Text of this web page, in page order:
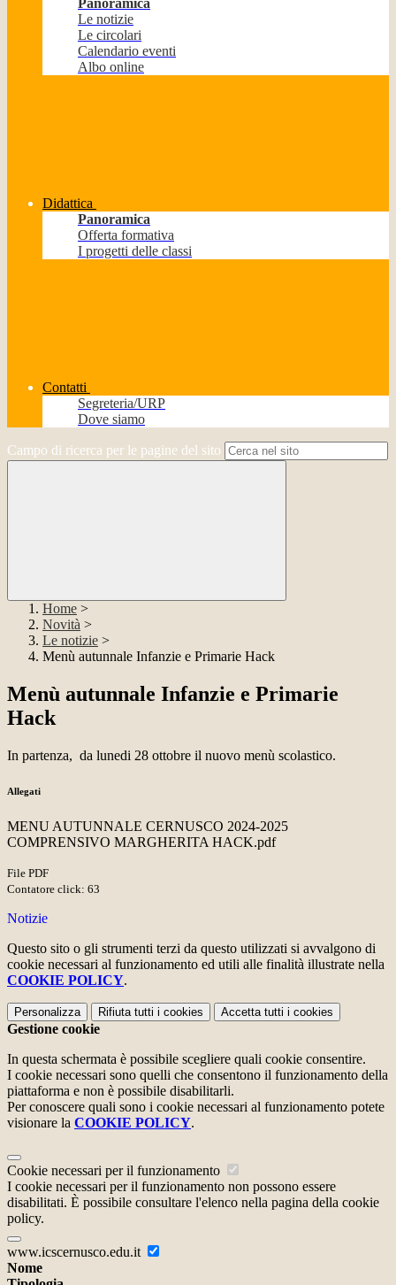
Panoramica
Le notizie
Le circolari
Calendario eventi
Albo online
Didattica
Panoramica
Offerta formativa
I progetti delle classi
Contatti
Segreteria/URP
Dove siamo
Campo di ricerca per le pagine del sito
Home >
Novità >
Le notizie >
Menù autunnale Infanzie e Primarie Hack
Menù autunnale Infanzie e Primarie
Hack
In partenza, da lunedi 28 ottobre il nuovo menù scolastico.
Allegati
MENU AUTUNNALE CERNUSCO 2024-2025
COMPRENSIVO MARGHERITA HACK.pdf
File PDF
Contatore click: 63
Notizie
Questo sito o gli strumenti terzi da questo utilizzati si avvalgono di
cookie necessari al funzionamento ed utili alle finalità illustrate nella
COOKIE POLICY.
Personalizza Rifiuta tutti i cookies Accetta tutti i cookies
Gestione cookie
In questa schermata è possibile scegliere quali cookie consentire.
I cookie necessari sono quelli che consentono il funzionamento della
piattaforma e non è possibile disabilitarli.
Per conoscere quali sono i cookie necessari al funzionamento potete
visionare la COOKIE POLICY.
Cookie necessari per il funzionamento
I cookie necessari per il funzionamento non possono essere
disabilitati. È possibile consultare l'elenco nella pagina della cookie
policy.
www.icscernusco.edu.it
Nome